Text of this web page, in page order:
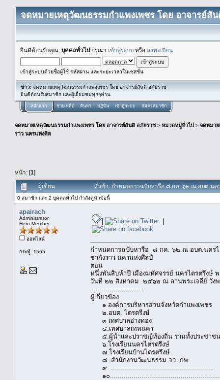
จดหมายเหตุวัฒนธรรมกำแพงเพชร โดย อาจารย์สั
ยินดีต้อนรับคุณ, บุคคลทั่วไปกรุณา เข้าสู่ระบบ หรือ ลงทะเบียน
เข้าสู่ระบบด้วยชื่อผู้ใช้ รหัสผ่าน และระยะเวลาในเซสชั่น
ข่าว: จดหมายเหตุวัฒนธรรมกำแพงเพชร โดย อาจารย์สันติ อภัยราช
ยินดีต้อนรับสมาชิก และผู้เยื่ยมชมทุกๆท่าน
หน้าแรก ช่วยเหลือ ค้นหา ปฏิทิน เข้าสู่ระบบ สมัครสมาชิก
จดหมายเหตุวัฒนธรรมกำแพงเพชร โดย อาจารย์สันติ อภัยราช> หมวดหมู่ทั่วไป > จดหมา
ราว นครแห่งศิล
หน้า: [1]
ผู้เขียน หัวข้อ: กำหนดการฉบับหารือ ๘ กค. ๖๒ ณ อบต.นค
0 สมาชิก และ 2 บุคคลทั่วไป กำลังดูหัวข้อนี้
apairach
Administrator
Hero Member
ออฟไลน์
กระทู้: 1565
| |
กำหนดการฉบับหารือ ๘ กค. ๖๒ ณ อบต.นครไ
ชากังราว นครแห่งศิลป์
ตอน
หนึ่งพันสิบห้าปี เมืองมหัศจรรย์ นครไตรตรึงษ์
วันที่ ๒๒ สิงหาคม ๒๕๖๒ ณ ลานพระเจดีย์ วัง
ผู้เกี่ยวข้อง
๑ องค์การบริหารส่วนจังหวัดกำแพงเพชร
๒.อบต. ไตรตรีงษ์
๓ เทศบาลอ่างทอง
๔.เทศบาลเทพนคร
๕.ผู้นำและปราชญ์ท้องถิ่น รวมทั้งประชาช
๖.โรงเรียนนครไตรตรึงษ์
๗.โรงเรียนบ้านไตรตรึงษ์
๘. สำนักงานวัฒนธรรม จว กพ.
๙. ....................................................
๑๐........................................................